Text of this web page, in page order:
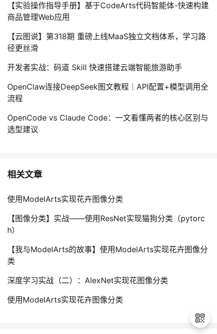
【实验操作指导手册】基于CodeArts代码智能体-快速构建
商品管理Web应用
【云图说】第318期 重磅上线MaaS独立文档体系，学习路
径更丝滑
开发者实战：码道 Skill 快速搭建云端智能旅游助手
OpenClaw连接DeepSeek图文教程｜API配置+模型调用全
流程
OpenCode vs Claude Code：一文看懂两者的核心区别与
选型建议
相关文章
使用ModelArts实现花卉图像分类
【图像分类】实战——使用ResNet实现猫狗分类（pytorc
h）
【我与ModelArts的故事】使用ModelArts实现花卉图像分
类
深度学习实战（二）：AlexNet实现花图像分类
使用ModelArts实现花卉图像分类